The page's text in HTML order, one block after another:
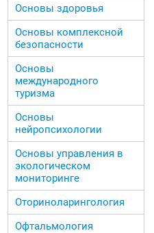
Основы здоровья
Основы комплексной
безопасности
Основы
международного
туризма
Основы
нейропсихологии
Основы управления в
экологическом
мониторинге
Оториноларингология
Офтальмология